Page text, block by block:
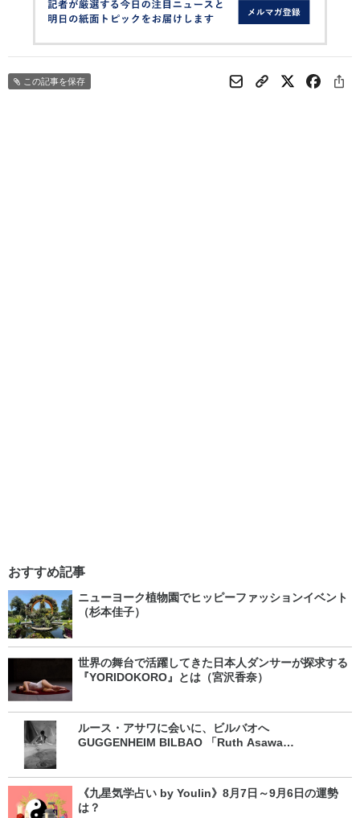
この記事を保存
おすすめ記事
ニューヨーク植物園でヒッピーファッションイベント
（杉本佳子）
世界の舞台で活躍してきた日本人ダンサーが探求する
『YORIDOKORO』とは（宮沢香奈）
ルース・アサワに会いに、ビルバオへ
GUGGENHEIM BILBAO 「Ruth Asawa
《九星気学占い by Youlin》8月7日～9月6日の運勢
は？